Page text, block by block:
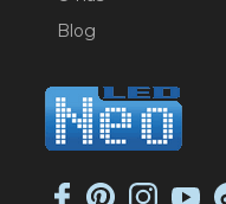
Blog